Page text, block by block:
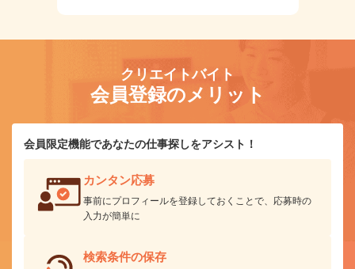
クリエイトバイト
会員登録のメリット
会員限定機能であなたの仕事探しをアシスト！
カンタン応募
事前にプロフィールを登録しておくことで、応募時の
入力が簡単に
検索条件の保存